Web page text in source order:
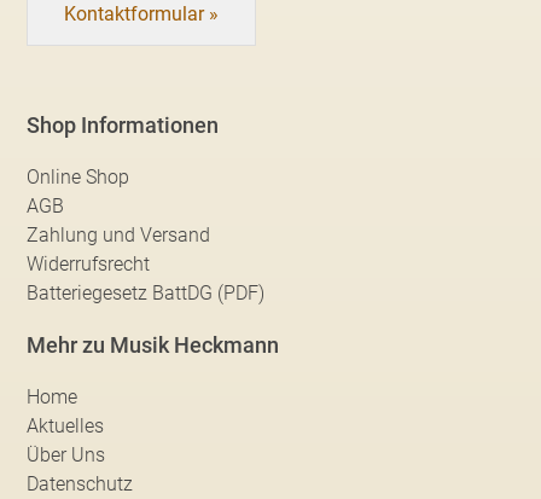
Kontaktformular »
Shop Informationen
Online Shop
AGB
Zahlung und Versand
Widerrufsrecht
Batteriegesetz BattDG (PDF)
Mehr zu Musik Heckmann
Home
Aktuelles
Über Uns
Datenschutz